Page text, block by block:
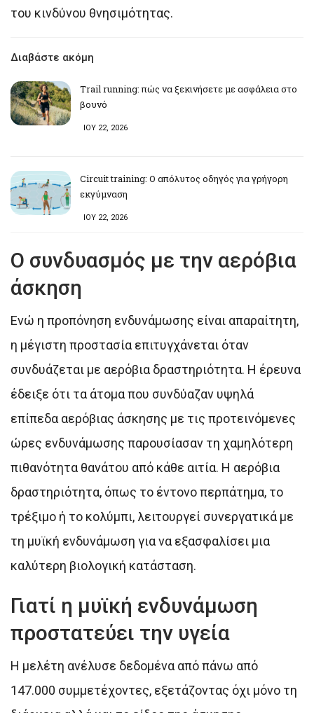
του κινδύνου θνησιμότητας.
Διαβάστε ακόμη
Trail running: πώς να ξεκινήσετε με ασφάλεια στο
βουνό
ΙΟΥ 22, 2026
Circuit training: Ο απόλυτος οδηγός για γρήγορη
εκγύμναση
ΙΟΥ 22, 2026
Ο συνδυασμός με την αερόβια
άσκηση
Ενώ η προπόνηση ενδυνάμωσης είναι απαραίτητη,
η μέγιστη προστασία επιτυγχάνεται όταν
συνδυάζεται με αερόβια δραστηριότητα. Η έρευνα
έδειξε ότι τα άτομα που συνδύαζαν υψηλά
επίπεδα αερόβιας άσκησης με τις προτεινόμενες
ώρες ενδυνάμωσης παρουσίασαν τη χαμηλότερη
πιθανότητα θανάτου από κάθε αιτία. Η αερόβια
δραστηριότητα, όπως το έντονο περπάτημα, το
τρέξιμο ή το κολύμπι, λειτουργεί συνεργατικά με
τη μυϊκή ενδυνάμωση για να εξασφαλίσει μια
καλύτερη βιολογική κατάσταση.
Γιατί η μυϊκή ενδυνάμωση
προστατεύει την υγεία
Η μελέτη ανέλυσε δεδομένα από πάνω από
147.000 συμμετέχοντες, εξετάζοντας όχι μόνο τη